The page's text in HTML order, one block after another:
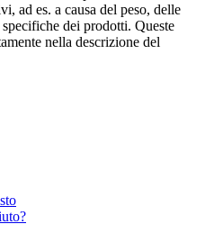
ad es. a causa del peso, delle
dei prodotti. Queste
nella descrizione del